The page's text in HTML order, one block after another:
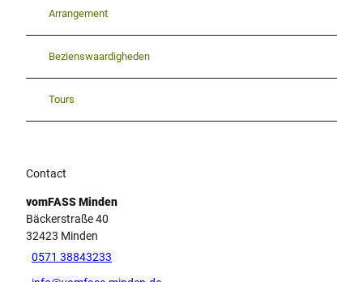
Arrangement
Bezienswaardigheden
Tours
Contact
vomFASS Minden
Bäckerstraße 40
32423 Minden
0571 38843233